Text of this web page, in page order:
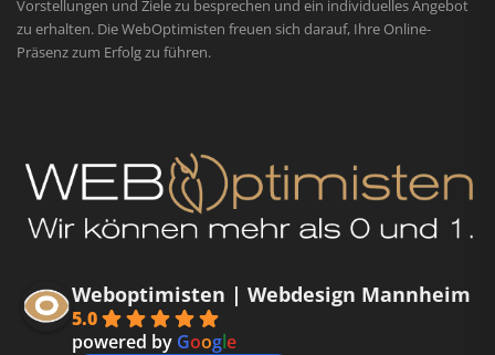
Vorstellungen und Ziele zu besprechen und ein individuelles Angebot
zu erhalten. Die WebOptimisten freuen sich darauf, Ihre Online-
Präsenz zum Erfolg zu führen.
Weboptimisten | Webdesign Mannheim
5.0
powered by Google